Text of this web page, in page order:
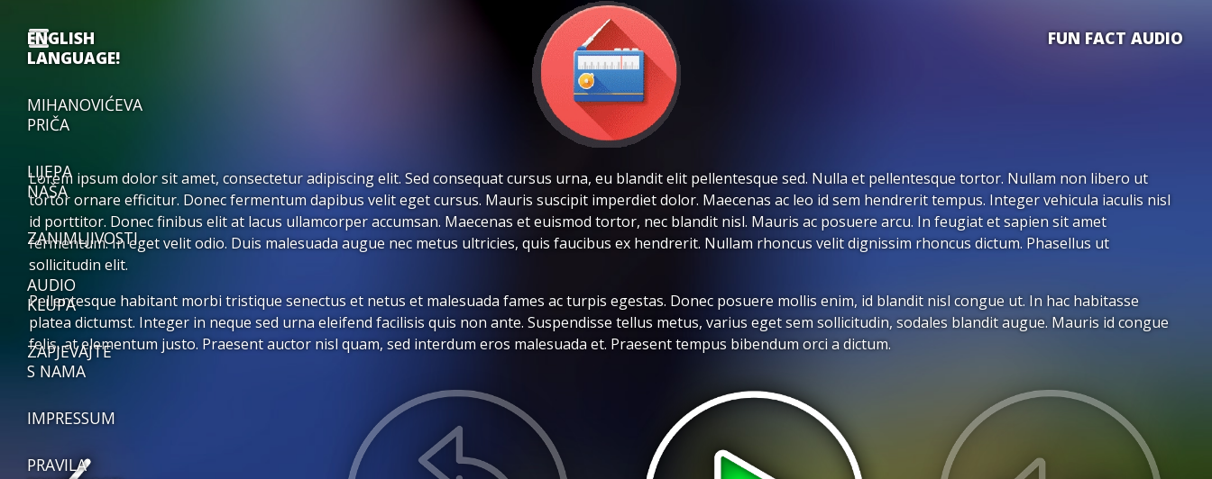
ENGLISH
LANGUAGE!
MIHANOVIĆEVA
PRIČA
LIJEPA
NAŠA
ZANIMLJIVOSTI
AUDIO
KLUPA
ZAPJEVAJTE
S NAMA
IMPRESSUM
PRAVILA
FUN FACT AUDIO
Lorem ipsum dolor sit amet, consectetur adipiscing elit. Sed consequat cursus urna, eu blandit elit pellentesque sed. Nulla et pellentesque tortor. Nullam non libero ut
tortor ornare efficitur. Donec fermentum dapibus velit eget cursus. Mauris suscipit imperdiet dolor. Maecenas ac leo id sem hendrerit tempus. Integer vehicula iaculis nisl
id porttitor. Donec finibus elit at lacus ullamcorper accumsan. Maecenas et euismod tortor, nec blandit nisl. Mauris ac posuere arcu. In feugiat et sapien sit amet
fermentum. In eget velit odio. Duis malesuada augue nec metus ultricies, quis faucibus ex hendrerit. Nullam rhoncus velit dignissim rhoncus dictum. Phasellus ut
sollicitudin elit.
Pellentesque habitant morbi tristique senectus et netus et malesuada fames ac turpis egestas. Donec posuere mollis enim, id blandit nisl congue ut. In hac habitasse
platea dictumst. Integer in neque sed urna eleifend facilisis quis non ante. Suspendisse tellus metus, varius eget sem sollicitudin, sodales blandit augue. Mauris id congue
felis, at elementum justo. Praesent auctor nisl quam, sed interdum eros malesuada et. Praesent tempus bibendum orci a dictum.